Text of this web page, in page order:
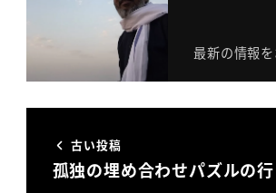
最新の情報
古い投稿
孤独の埋め合わせパズルの